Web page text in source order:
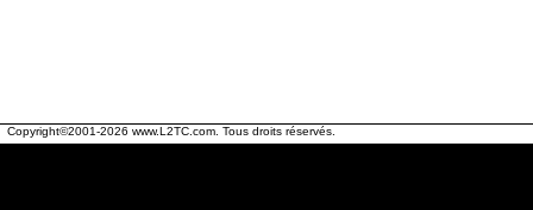
Copyright©2001-2026 www.L2TC.com . Tous droits réservés.